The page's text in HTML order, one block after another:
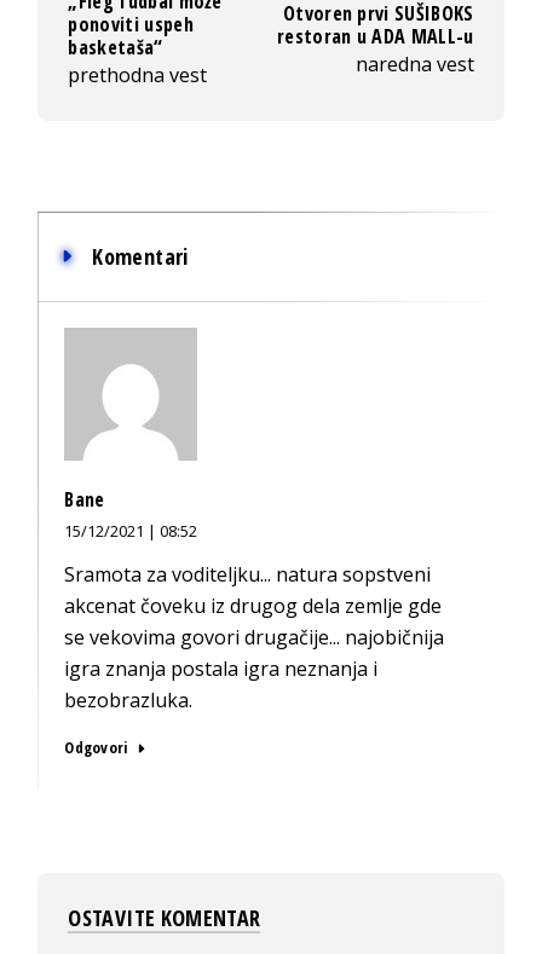
ponoviti uspeh
basketaša“
prethodna vest
Otvoren prvi SUŠIBOKS
restoran u ADA MALL-u
naredna vest
Komentari
Bane
15/12/2021 | 08:52
Sramota za voditeljku... natura sopstveni
akcenat čoveku iz drugog dela zemlje gde
se vekovima govori drugačije... najobičnija
igra znanja postala igra neznanja i
bezobrazluka.
Odgovori
OSTAVITE KOMENTAR